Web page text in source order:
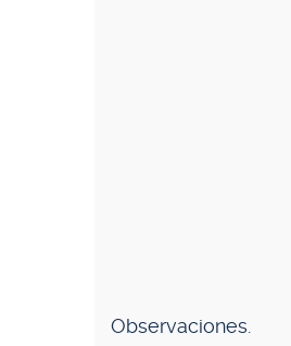
Observaciones.